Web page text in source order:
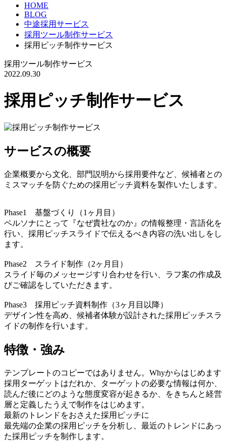
HOME
BLOG
中途採用サービス
採用ツール制作サービス
採用ピッチ制作サービス
採用ツール制作サービス
2022.09.30
採用ピッチ制作サービス
サービスの概要
企業概要から文化、部門説明から採用要件など、候補者との
ミスマッチを防ぐための採用ピッチ資料を製作いたします。
Phase1 基盤づくり（1ヶ月目）
ペルソナにとって『なぜ貴社なのか』の情報整理・言語化を
行い、採用ピッチスライドで伝えるべき内容の洗い出しをし
ます。
Phase2 スライド制作（2ヶ月目）
スライド毎のメッセージすり合わせを行い、ラフ案の作成及
びご確認をしていただきます。
Phase3 採用ピッチ資料制作（3ヶ月目以降）
デザイン性を高め、候補者体験が設計された採用ピッチスラ
イドの制作を行います。
特徴・強み
テンプレートのコピーではありません。Whyからはじめます
採用ターゲットはだれか、ターゲットの必要な情報は何か、
読んだ後にどのような態度変容が起きるか、をきちんと経営
層と定義したうえで制作をはじめます。
最新のトレンドをおさえた採用ピッチに
最先端の企業の採用ピッチを分析し、最近のトレンドにあっ
た採用ピッチを制作します。